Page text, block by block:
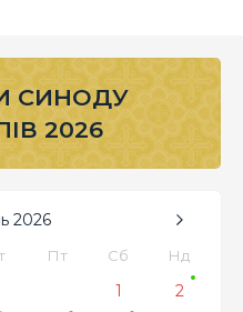
СИНОДУ
2026
2026
Пт Сб Нд
1
2